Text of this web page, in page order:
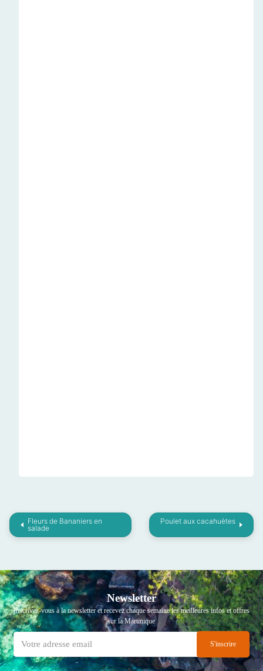
Fleurs de Bananiers en
salade
Poulet aux cacahuètes
Newsletter
Inscrivez-vous à la newsletter et recevez chaque semaine les meilleures infos et offres
sur la Martinique